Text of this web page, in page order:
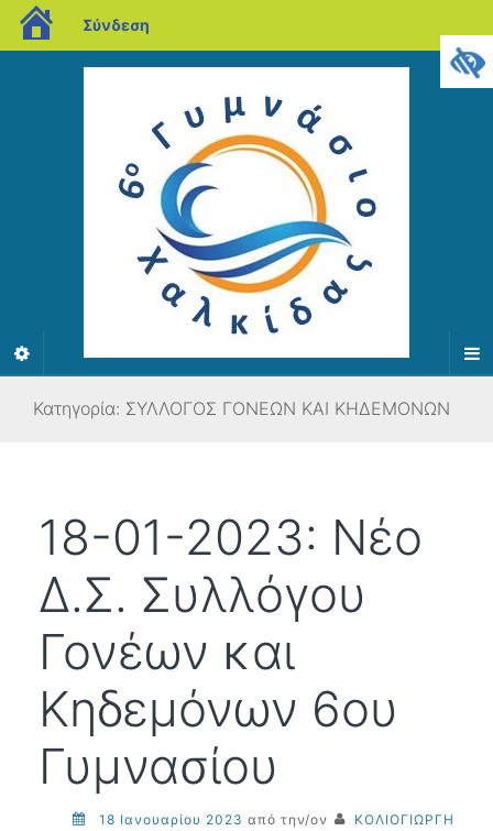
blogs.sch.gr
Σύνδεση
Κατηγορία: ΣΥΛΛΟΓΟΣ ΓΟΝΕΩΝ ΚΑΙ ΚΗΔΕΜΟΝΩΝ
18-01-2023: Νέο
Δ.Σ. Συλλόγου
Γονέων και
Κηδεμόνων 6ου
Γυμνασίου
18 Ιανουαρίου 2023 από την/ον
ΚΟΛΙΟΓΙΩΡΓΗ